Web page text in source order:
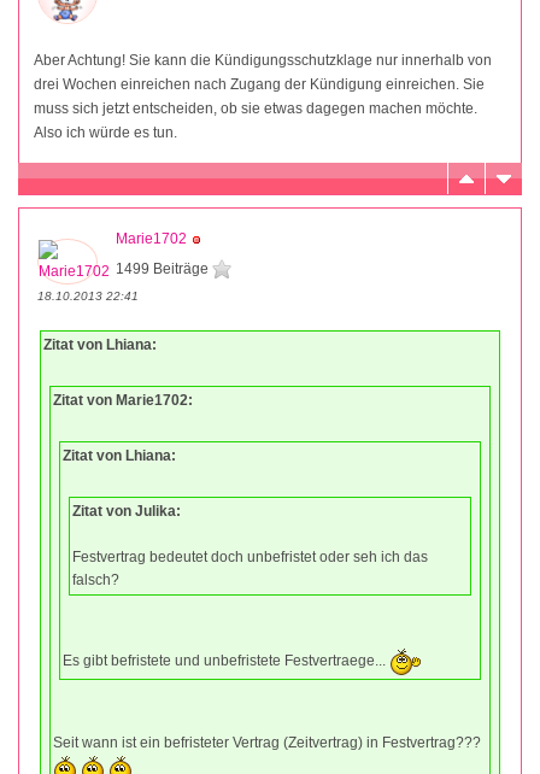
Aber Achtung! Sie kann die Kündigungsschutzklage nur innerhalb von
drei Wochen einreichen nach Zugang der Kündigung einreichen. Sie
muss sich jetzt entscheiden, ob sie etwas dagegen machen möchte.
Also ich würde es tun.
Marie1702
1499 Beiträge
18.10.2013 22:41
Zitat von Lhiana:
Zitat von Marie1702:
Zitat von Lhiana:
Zitat von Julika:
Festvertrag bedeutet doch unbefristet oder seh ich das
falsch?
Es gibt befristete und unbefristete Festvertraege...
Seit wann ist ein befristeter Vertrag (Zeitvertrag) in Festvertrag???